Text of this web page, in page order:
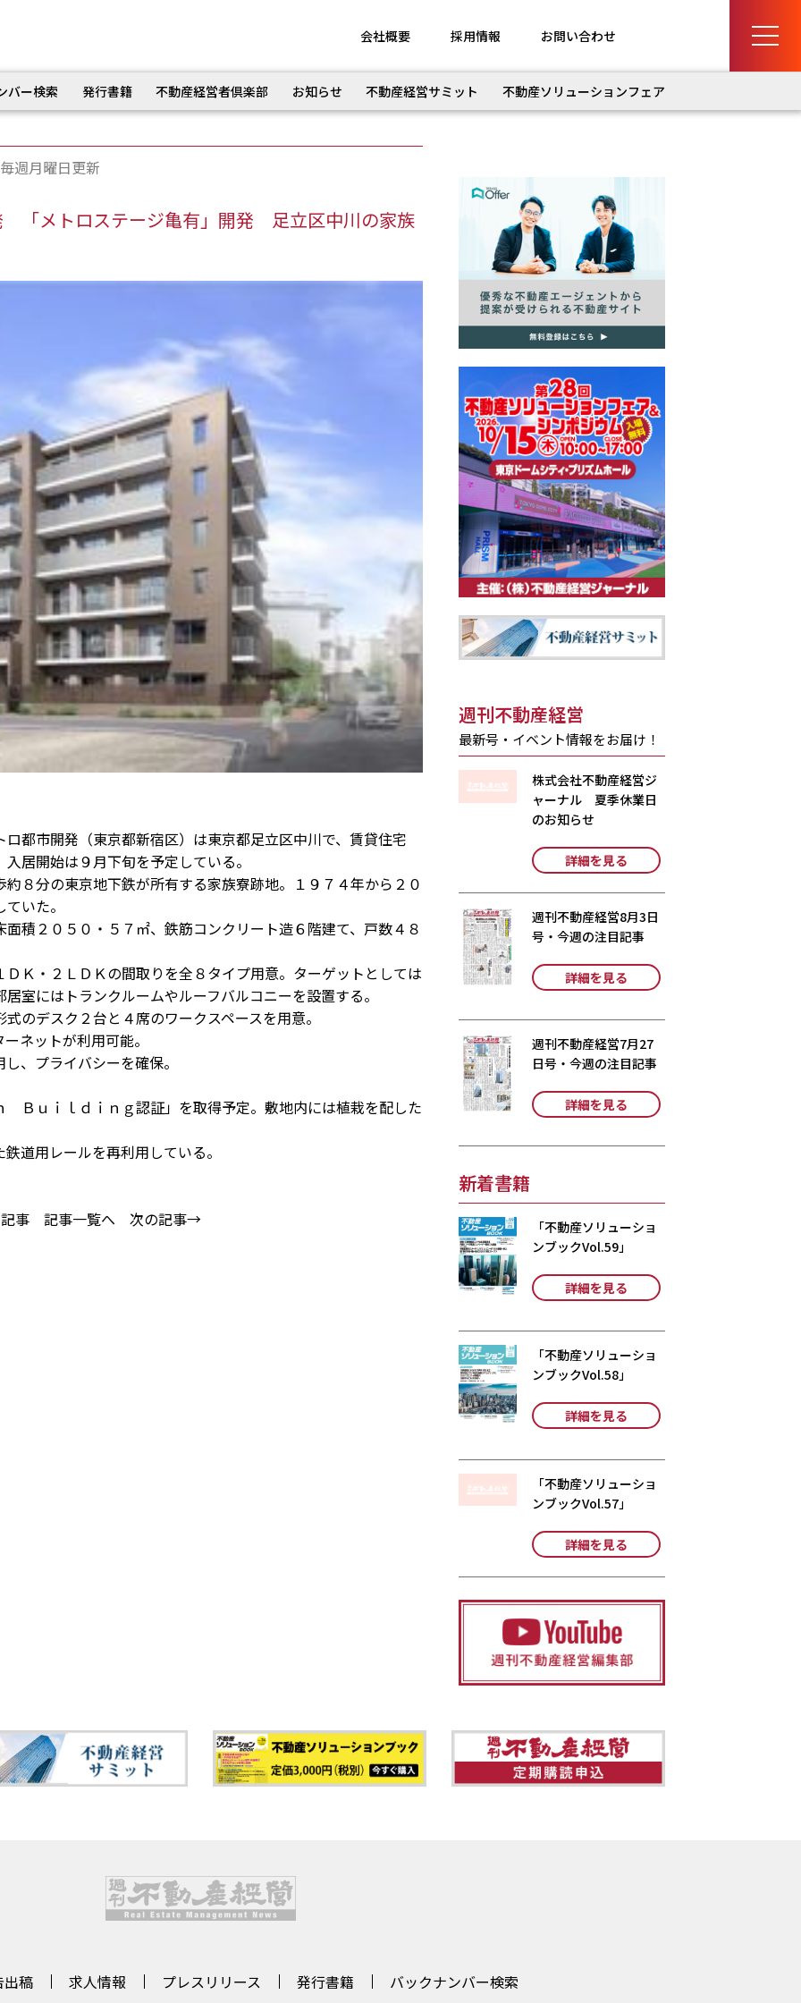
会社概要 採用情報 お問い合わせ
バー検索 発行書籍 不動産経営者倶楽部 お知らせ 不動産経営サミット 不動産ソリューションフェア
毎週月曜日更新
「メトロステージ亀有」開発 足立区中川の家族
都市開発（東京都新宿区）は東京都足立区中川で、賃貸住宅
居開始は９月下旬を予定している。
８分の東京地下鉄が所有する家族寮跡地。１９７４年から２０
いた。
積２０５０・５７㎡、鉄筋コンクリート造６階建て、戸数４８
Ｋ・２ＬＤＫの間取りを全８タイプ用意。ターゲットとしては
室にはトランクルームやルーフバルコニーを設置する。
デスク２台と４席のワークスペースを用意。
ネットが利用可能。
、プライバシーを確保。
ｕｉｌｄｉｎｇ認証」を取得予定。敷地内には植栽を配した
道用レールを再利用している。
事 記事一覧へ 次の記事→
週刊不動産経営
最新号・イベント情報をお届け！
株式会社不動産経営ジ
ャーナル 夏季休業日
のお知らせ
詳細を見る
週刊不動産経営8月3日
号・今週の注目記事
詳細を見る
週刊不動産経営7月27
日号・今週の注目記事
詳細を見る
新着書籍
「不動産ソリューショ
ンブックVol.59」
詳細を見る
「不動産ソリューショ
ンブックVol.58」
詳細を見る
「不動産ソリューショ
ンブックVol.57」
詳細を見る
稿 求人情報 プレスリリース 発行書籍 バックナンバー検索